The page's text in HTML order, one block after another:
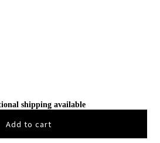
shipping available
Add to cart